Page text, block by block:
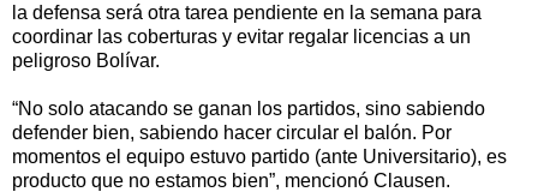
la defensa será otra tarea pendiente en la semana para
coordinar las coberturas y evitar regalar licencias a un
peligroso Bolívar.
“No solo atacando se ganan los partidos, sino sabiendo
defender bien, sabiendo hacer circular el balón. Por
momentos el equipo estuvo partido (ante Universitario), es
producto que no estamos bien”, mencionó Clausen.